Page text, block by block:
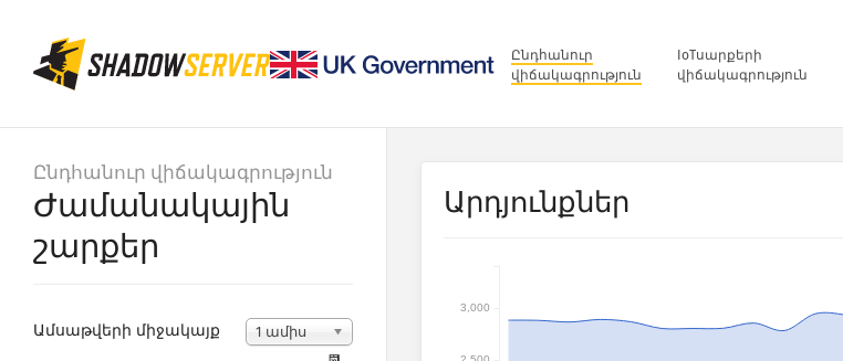
Ընդհանուր
վիճակագրություն
IoTսարքերի
վիճակագրություն
Ընդհանուր վիճակագրություն
Ժամանակային
շարքեր
Ամսաթվերի միջակայք 1 ամիս
Արդյունքներ
3,000